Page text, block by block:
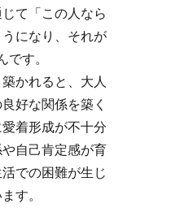
て「この人なら
になり、それが
す。
かれると、大人
好な関係を築く
着形成が不十分
自己肯定感が育
での困難が生じ
す。